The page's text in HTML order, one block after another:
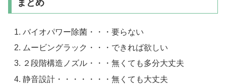
まとめ
バイオパワー除菌・・・要らない
ムービングラック・・・できれば欲しい
２段階構造ノズル・・・無くても多分大丈夫
静音設計・・・・・・・無くても大丈夫